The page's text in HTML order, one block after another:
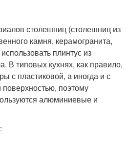
столешниц (столешниц из
камня, керамогранита,
плинтус из
В типовых кухнях, как правило,
с пластиковой, а иногда и с
поэтому
алюминиевые и